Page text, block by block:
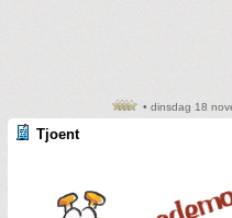
• dinsdag 18
Tjoent